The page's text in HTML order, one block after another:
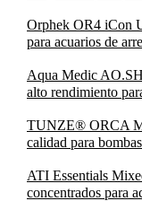
Orphek OR4 iCon
para acuarios de
Aqua Medic
alto rendimiento
TUNZE® ORCA
calidad para
ATI Essentials
concentrados para